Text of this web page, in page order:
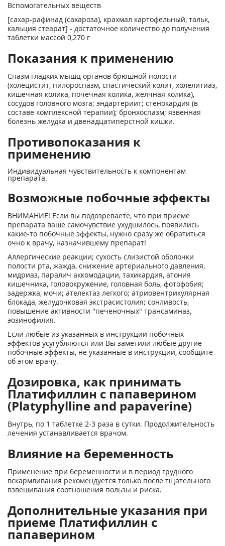
Вспомогательных веществ
[сахар-рафинад (сахароза), крахмал картофельный, тальк,
кальция стеарат] - достаточное количество до получения
таблетки массой 0,270 г
Показания к применению
Спазм гладких мышц органов брюшной полости
(холецистит, пилороспазм, спастический колит, холелитиаз,
кишечная колика, почечная колика, желчная колика),
сосудов головного мозга; эндартериит; стенокардия (в
составе комплексной терапии); бронхоспазм; язвенная
болезнь желудка и двенадцатиперстной кишки.
Противопоказания к
применению
Индивидуальная чувствительность к компонентам
препарата.
Возможные побочные эффекты
ВНИМАНИЕ! Если вы подозреваете, что при приеме
препарата ваше самочувствие ухудшилось, появились
какие-то побочные эффекты, нужно сразу же обратиться
очно к врачу, назначившему препарат!
Аллергические реакции; сухость слизистой оболочки
полости рта, жажда, снижение артериального давления,
мидриаз, паралич аккомодации, тахикардия, атония
кишечника, головокружение, головная боль, фотофобия;
задержка, мочи; ателектаз легкого; атриовентрикулярная
блокада, желудочковая экстрасистолия; сонливость,
повышение активности "печеночных" трансаминаз,
эозинофилия.
Если любые из указанных в инструкции побочных
эффектов усугубляются или Вы заметили любые другие
побочные эффекты, не указанные в инструкции, сообщите
об этом врачу.
Дозировка, как принимать
Платифиллин с папаверином
(Platyphylline and papaverine)
Внутрь, по 1 таблетке 2-3 раза в сутки. Продолжительность
лечения устанавливается врачом.
Влияние на беременность
Применение при беременности и в период грудного
вскармливания рекомендуется только после тщательного
взвешивания соотношения пользы и риска.
Дополнительные указания при
приеме Платифиллин с
папаверином